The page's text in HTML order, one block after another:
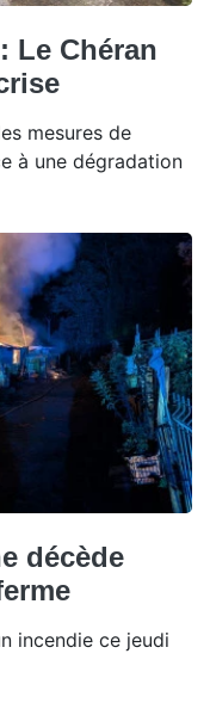
Le Chéran
mesures de
à une dégradation
décède
incendie ce jeudi